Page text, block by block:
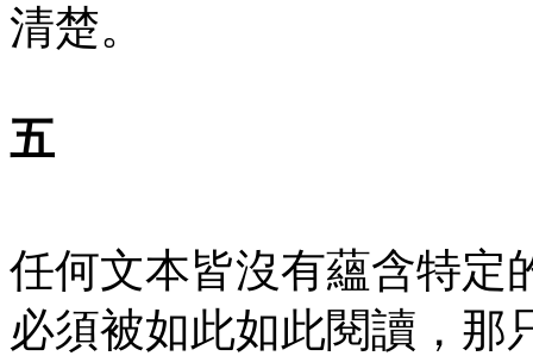
清楚。
五
任何文本皆沒有蘊含特定
必須被如此如此閱讀，那